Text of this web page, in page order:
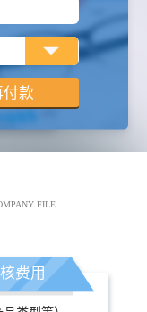
FILE
费用